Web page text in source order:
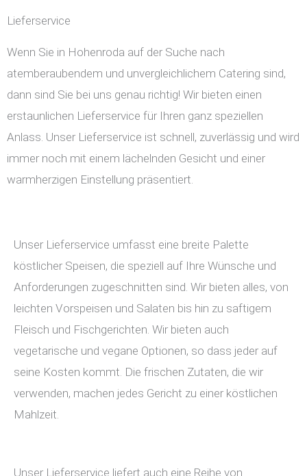
Lieferservice
Wenn Sie in Hohenroda auf der Suche nach
atemberaubendem und unvergleichlichem Catering sind,
dann sind Sie bei uns genau richtig! Wir bieten einen
erstaunlichen Lieferservice für Ihren ganz speziellen
Anlass. Unser Lieferservice ist schnell, zuverlässig und wird
immer noch mit einem lächelnden Gesicht und einer
warmherzigen Einstellung präsentiert.
Unser Lieferservice umfasst eine breite Palette
köstlicher Speisen, die speziell auf Ihre Wünsche und
Anforderungen zugeschnitten sind. Wir bieten alles, von
leichten Vorspeisen und Salaten bis hin zu saftigem
Fleisch und Fischgerichten. Wir bieten auch
vegetarische und vegane Optionen, so dass jeder auf
seine Kosten kommt. Die frischen Zutaten, die wir
verwenden, machen jedes Gericht zu einer köstlichen
Mahlzeit.
Unser Lieferservice liefert auch eine Reihe von